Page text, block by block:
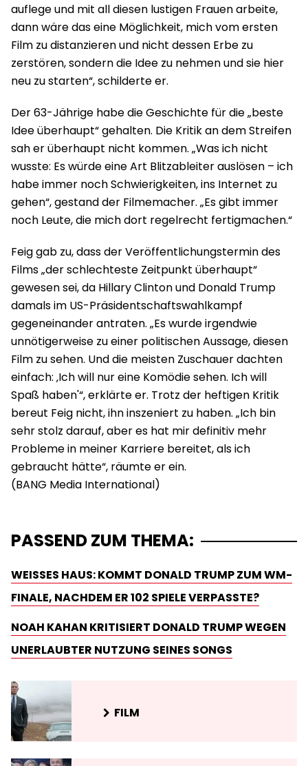
auflege und mit all diesen lustigen Frauen arbeite,
dann wäre das eine Möglichkeit, mich vom ersten
Film zu distanzieren und nicht dessen Erbe zu
zerstören, sondern die Idee zu nehmen und sie hier
neu zu starten“, schilderte er.
Der 63-Jährige habe die Geschichte für die „beste
Idee überhaupt“ gehalten. Die Kritik an dem Streifen
sah er überhaupt nicht kommen. „Was ich nicht
wusste: Es würde eine Art Blitzableiter auslösen – ich
habe immer noch Schwierigkeiten, ins Internet zu
gehen“, gestand der Filmemacher. „Es gibt immer
noch Leute, die mich dort regelrecht fertigmachen.“
Feig gab zu, dass der Veröffentlichungstermin des
Films „der schlechteste Zeitpunkt überhaupt“
gewesen sei, da Hillary Clinton und Donald Trump
damals im US-Präsidentschaftswahlkampf
gegeneinander antraten. „Es wurde irgendwie
unnötigerweise zu einer politischen Aussage, diesen
Film zu sehen. Und die meisten Zuschauer dachten
einfach: ‚Ich will nur eine Komödie sehen. Ich will
Spaß haben'“, erklärte er. Trotz der heftigen Kritik
bereut Feig nicht, ihn inszeniert zu haben. „Ich bin
sehr stolz darauf, aber es hat mir definitiv mehr
Probleme in meiner Karriere bereitet, als ich
gebraucht hätte“, räumte er ein.
PASSEND ZUM THEMA:
WEISSES HAUS: KOMMT DONALD TRUMP ZUM WM-F
INALE, NACHDEM ER 102 SPIELE VERPASSTE?
NOAH KAHAN KRITISIERT DONALD TRUMP WEGEN
UNERLAUBTER NUTZUNG SEINES SONGS
FILM